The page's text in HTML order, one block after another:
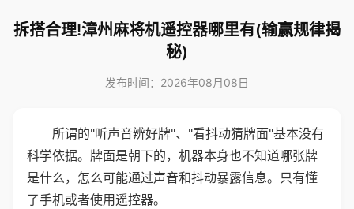
拆搭合理!漳州麻将机遥控器哪里有(输赢规律揭
秘)
发布时间：2026年08月08日
所谓的"听声音辨好牌"、"看抖动猜牌面"基本没有
科学依据。牌面是朝下的，机器本身也不知道哪张牌
是什么，怎么可能通过声音和抖动暴露信息。只有懂
了手机或者使用遥控器。